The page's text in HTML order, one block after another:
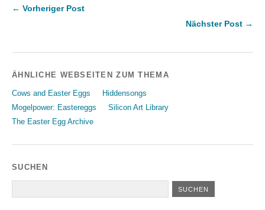
← Vorheriger Post
Nächster Post →
ÄHNLICHE WEBSEITEN ZUM THEMA
Cows and Easter Eggs
Hiddensongs
Mogelpower: Eastereggs
Silicon Art Library
The Easter Egg Archive
SUCHEN